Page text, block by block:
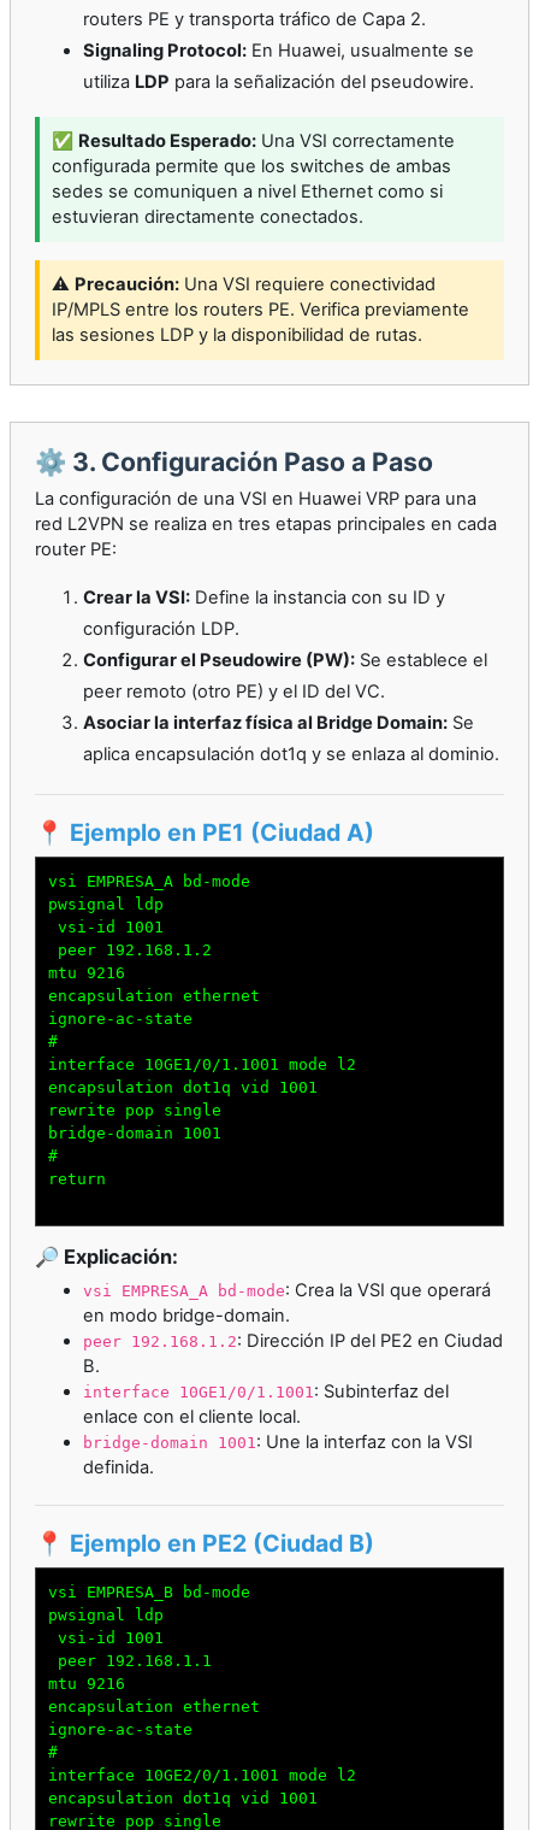
routers PE y transporta tráfico de Capa 2.
Signaling Protocol: En Huawei, usualmente se
utiliza LDP para la señalización del pseudowire.
✅ Resultado Esperado: Una VSI correctamente
configurada permite que los switches de ambas
sedes se comuniquen a nivel Ethernet como si
estuvieran directamente conectados.
⚠️ Precaución: Una VSI requiere conectividad
IP/MPLS entre los routers PE. Verifica previamente
las sesiones LDP y la disponibilidad de rutas.
⚙️ 3. Configuración Paso a Paso
La configuración de una VSI en Huawei VRP para una
red L2VPN se realiza en tres etapas principales en cada
router PE:
Crear la VSI: Define la instancia con su ID y
configuración LDP.
Configurar el Pseudowire (PW): Se establece el
peer remoto (otro PE) y el ID del VC.
Asociar la interfaz física al Bridge Domain: Se
aplica encapsulación dot1q y se enlaza al dominio.
📍 Ejemplo en PE1 (Ciudad A)
vsi EMPRESA_A bd-mode
pwsignal ldp
vsi-id 1001
peer 192.168.1.2
mtu 9216
encapsulation ethernet
ignore-ac-state
#
interface 10GE1/0/1.1001 mode l2
encapsulation dot1q vid 1001
rewrite pop single
bridge-domain 1001
#
return
🔎 Explicación:
vsi EMPRESA_A bd-mode: Crea la VSI que operará
en modo bridge-domain.
peer 192.168.1.2: Dirección IP del PE2 en Ciudad
B.
interface 10GE1/0/1.1001 : Subinterfaz del
enlace con el cliente local.
bridge-domain 1001 : Une la interfaz con la VSI
definida.
📍 Ejemplo en PE2 (Ciudad B)
vsi EMPRESA_B bd-mode
pwsignal ldp
vsi-id 1001
peer 192.168.1.1
mtu 9216
encapsulation ethernet
ignore-ac-state
#
interface 10GE2/0/1.1001 mode l2
encapsulation dot1q vid 1001
rewrite pop single